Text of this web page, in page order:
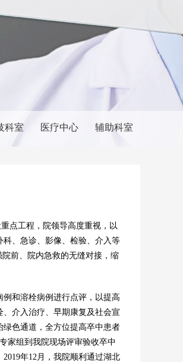
科室 医疗中心 辅助科室
点工程，院领导高度重视，以
、急诊、影像、检验、介入等
前、院内急救的无缝对接，缩
和溶栓病例进行点评，以提高
介入治疗、早期康复及社会宣
色通道，全方位提高卒中患者
家组到我院现场评审验收卒中
年12月，我院顺利通过湖北